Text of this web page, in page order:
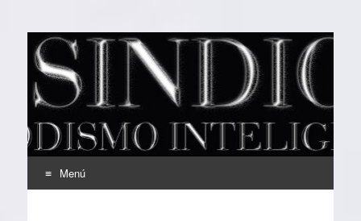
EL SINDICAL
Periodismo Inteligente
Menú